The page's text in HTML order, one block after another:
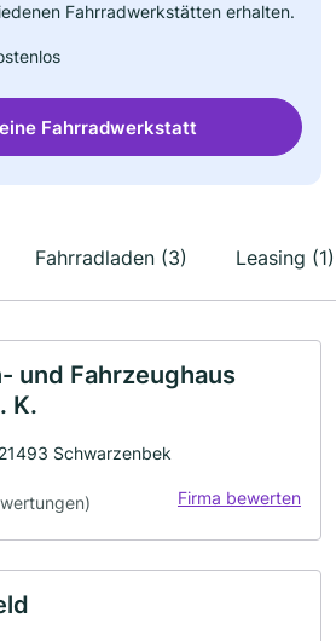
Fahrradwerkstätten erhalten.
Fahrradwerkstatt
Fahrradladen (3) Leasing (1)
und Fahrzeughaus
K.
Schwarzenbek
Firma bewerten